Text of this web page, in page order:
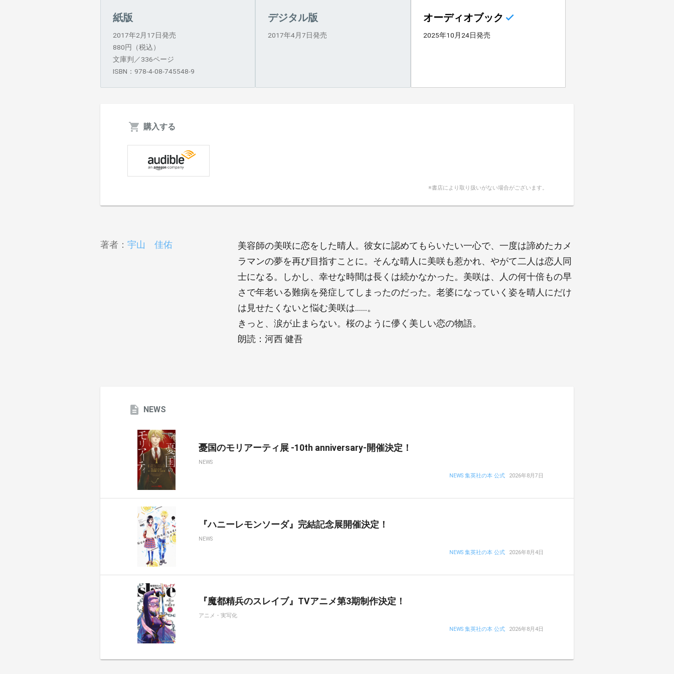
紙版
2017年2月17日発売
880円（税込）
文庫判／336ページ
ISBN：978-4-08-745548-9
デジタル版
2017年4月7日発売
オーディオブック
2025年10月24日発売
購入する
※書店により取り扱いがない場合がございます。
著者： 宇山 佳佑
美容師の美咲に恋をした晴人。彼女に認めてもらいたい一心で、一度は諦めたカメ
ラマンの夢を再び目指すことに。そんな晴人に美咲も惹かれ、やがて二人は恋人同
士になる。しかし、幸せな時間は長くは続かなかった。美咲は、人の何十倍もの早
さで年老いる難病を発症してしまったのだった。老婆になっていく姿を晴人にだけ
は見せたくないと悩む美咲は……。
きっと、涙が止まらない。桜のように儚く美しい恋の物語。
朗読：河西 健吾
NEWS
憂国のモリアーティ展 -10th anniversary-開催決定！
NEWS
NEWS 集英社の本 公式 2026年8月7日
『ハニーレモンソーダ』完結記念展開催決定！
NEWS
NEWS 集英社の本 公式 2026年8月4日
『魔都精兵のスレイブ』TVアニメ第3期制作決定！
アニメ・実写化
NEWS 集英社の本 公式 2026年8月4日